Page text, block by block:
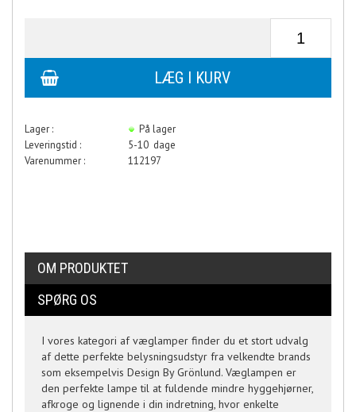
Lager :
På lager
Leveringstid :
5-10 dage
Varenummer :
112197
OM PRODUKTET
SPØRG OS
I vores kategori af væglamper finder du et stort udvalg
af dette perfekte belysningsudstyr fra velkendte brands
som eksempelvis Design By Grönlund. Væglampen er
den perfekte lampe til at fuldende mindre hyggehjørner,
afkroge og lignende i din indretning, hvor enkelte